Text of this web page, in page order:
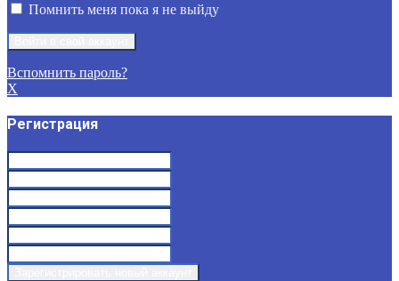
Помнить меня пока я не выйду
Вспомнить пароль?
X
Регистрация